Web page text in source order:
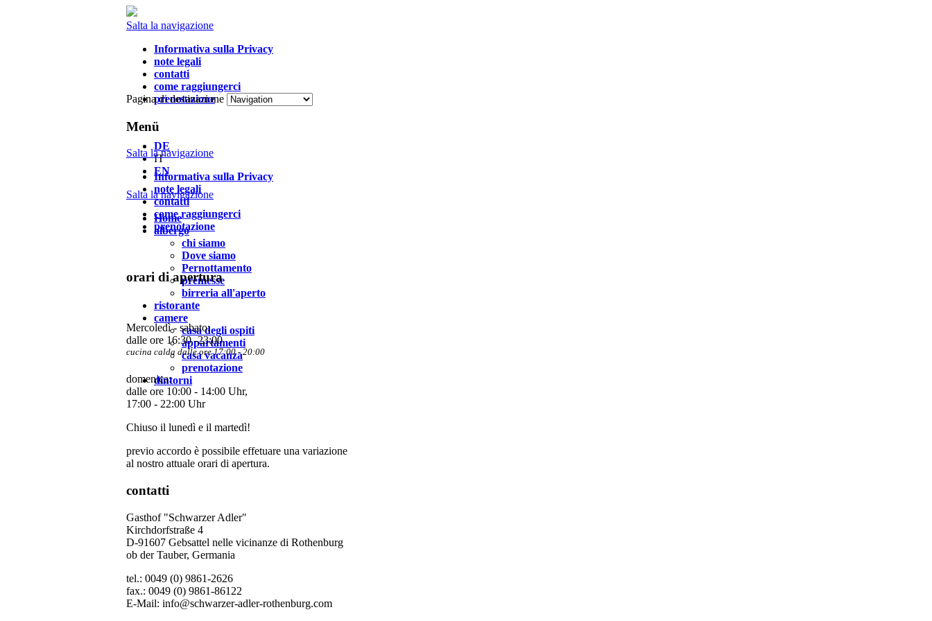
Salta la navigazione
Informativa sulla Privacy
note legali
contatti
come raggiungerci
prenotazione
DE
IT
EN
Salta la navigazione
Home
albergo
chi siamo
Dove siamo
Pernottamento
premesse
birreria all'aperto
ristorante
camere
casa degli ospiti
appartamenti
casa vacanza
prenotazione
dintorni
Pagina di destinazione
Menü
Salta la navigazione
Informativa sulla Privacy
note legali
contatti
come raggiungerci
prenotazione
orari di apertura
Mercoledì - sabato:
dalle ore 16:30 -23:00
cucina calda dalle ore 17:00 - 20:00
domenica:
dalle ore 10:00 - 14:00 Uhr,
17:00 - 22:00 Uhr
Chiuso il lunedì e il martedì!
previo accordo è possibile effetuare una variazione
al nostro attuale orari di apertura.
contatti
Gasthof "Schwarzer Adler"
Kirchdorfstraße 4
D-91607 Gebsattel nelle vicinanze di Rothenburg
ob der Tauber, Germania
tel.: 0049 (0) 9861-2626
fax.: 0049 (0) 9861-86122
E-Mail: info@schwarzer-adler-rothenburg.com